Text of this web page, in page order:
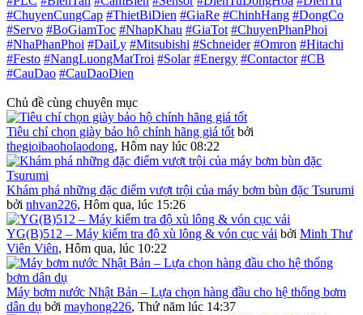
#ChuyenCungCap #ThietBiDien #GiaRe #ChinhHang #DongCo
#Servo #BoGiamToc #NhapKhau #GiaTot #ChuyenPhanPhoi
#NhaPhanPhoi #DaiLy #Mitsubishi #Schneider #Omron #Hitachi
#Festo #NangLuongMatTroi #Solar #Energy #Contactor #CB
#CauDao #CauDaoDien
Chủ đề cùng chuyên mục
Tiêu chí chọn giày bảo hộ chính hãng giá tốt bởi
thegioibaoholaodong, Hôm nay lúc 08:22
Khám phá những đặc điểm vượt trội của máy bơm bùn đặc Tsurumi
bởi nhvan226, Hôm qua, lúc 15:26
YG(B)512 – Máy kiểm tra độ xù lông & vón cục vải bởi Minh Thư
Viên Viên, Hôm qua, lúc 10:22
Máy bơm nước Nhật Bản – Lựa chọn hàng đầu cho hệ thống bơm
dân dụ bởi mayhong226, Thứ năm lúc 14:37